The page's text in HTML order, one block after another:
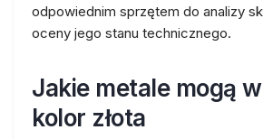
odpowiednim sprzętem do analizy
oceny jego stanu technicznego.
Jakie metale mogą
kolor złota